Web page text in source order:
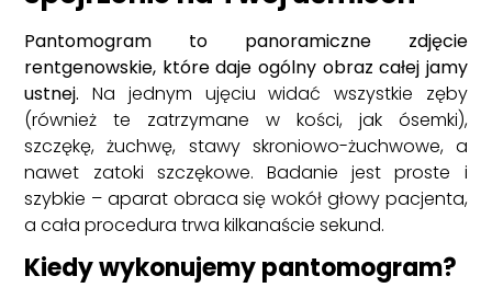
Pantomogram to panoramiczne zdjęcie
rentgenowskie, które daje ogólny obraz całej jamy
ustnej. Na jednym ujęciu widać wszystkie zęby
(również te zatrzymane w kości, jak ósemki),
szczękę, żuchwę, stawy skroniowo-żuchwowe, a
nawet zatoki szczękowe. Badanie jest proste i
szybkie – aparat obraca się wokół głowy pacjenta,
a cała procedura trwa kilkanaście sekund.
Kiedy wykonujemy pantomogram?